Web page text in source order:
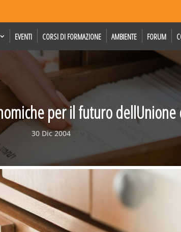
EVENTI CORSI DI FORMAZIONE AMBIENTE FORUM
per il futuro
30 Dic 2004